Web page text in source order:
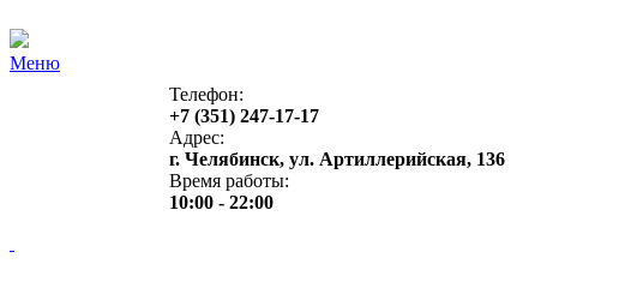
Меню
Телефон:
+7 (351) 247-17-17
Адрес:
г. Челябинск, ул. Артиллерийская, 136
Время работы:
10:00 - 22:00